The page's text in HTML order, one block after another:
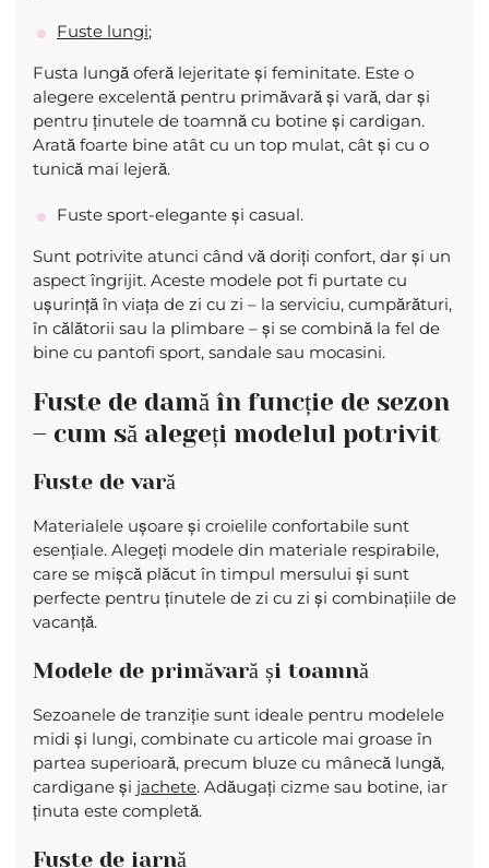
Fuste lungi;
Fusta lungă oferă lejeritate și feminitate. Este o
alegere excelentă pentru primăvară și vară, dar și
pentru ținutele de toamnă cu botine și cardigan.
Arată foarte bine atât cu un top mulat, cât și cu o
tunică mai lejeră.
Fuste sport-elegante și casual.
Sunt potrivite atunci când vă doriți confort, dar și un
aspect îngrijit. Aceste modele pot fi purtate cu
ușurință în viața de zi cu zi – la serviciu, cumpărături,
în călătorii sau la plimbare – și se combină la fel de
bine cu pantofi sport, sandale sau mocasini.
Fuste de damă în funcție de sezon
– cum să alegeți modelul potrivit
Fuste de vară
Materialele ușoare și croielile confortabile sunt
esențiale. Alegeți modele din materiale respirabile,
care se mișcă plăcut în timpul mersului și sunt
perfecte pentru ținutele de zi cu zi și combinațiile de
vacanță.
Modele de primăvară și toamnă
Sezoanele de tranziție sunt ideale pentru modelele
midi și lungi, combinate cu articole mai groase în
partea superioară, precum bluze cu mânecă lungă,
cardigane și jachete. Adăugați cizme sau botine, iar
ținuta este completă.
Fuste de iarnă